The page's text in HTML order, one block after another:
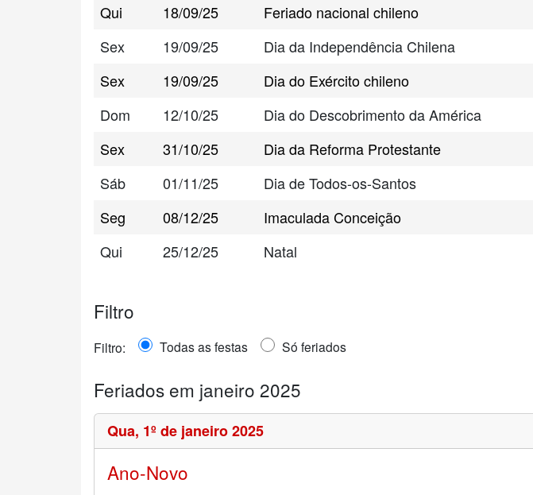
Qui
18/09/25 Feriado nacional chileno
Sex
19/09/25 Dia da Independência Chilena
Sex
19/09/25 Dia do Exército chileno
Dom
12/10/25 Dia do Descobrimento da América
Sex
31/10/25 Dia da Reforma Protestante
Sáb
01/11/25 Dia de Todos-os-Santos
Seg
08/12/25 Imaculada Conceição
Qui
25/12/25 Natal
Filtro
Filtro: Todas as festas Só feriados
Feriados em janeiro 2025
Qua, 1º de janeiro 2025
Ano-Novo